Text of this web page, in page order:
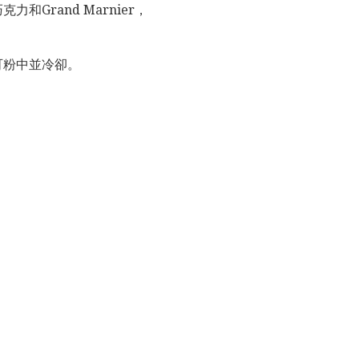
克力和Grand Marnier，
中並冷卻。